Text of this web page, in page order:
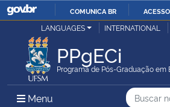
IR
COMUNICA BR
Ministério da Justiça e Segurança Pública
Ministério da Defesa
LANGUAGES INTERNATIONAL
PPgECi
Programa de Pós-Graduação
Menu Menu Principal do Sítio
Busca
Busca: